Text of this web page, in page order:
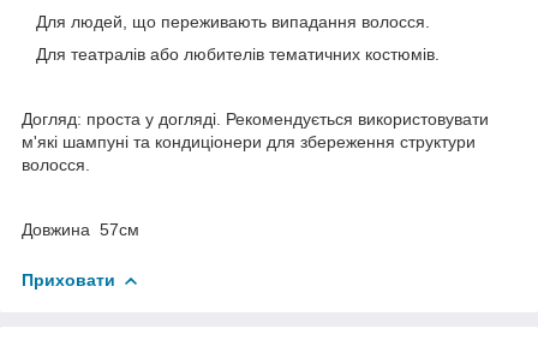
Для людей, що переживають випадання волосся.
Для театралів або любителів тематичних костюмів.
Догляд: проста у догляді. Рекомендується використовувати
м'які шампуні та кондиціонери для збереження структури
волосся.
Довжина 57см
Приховати